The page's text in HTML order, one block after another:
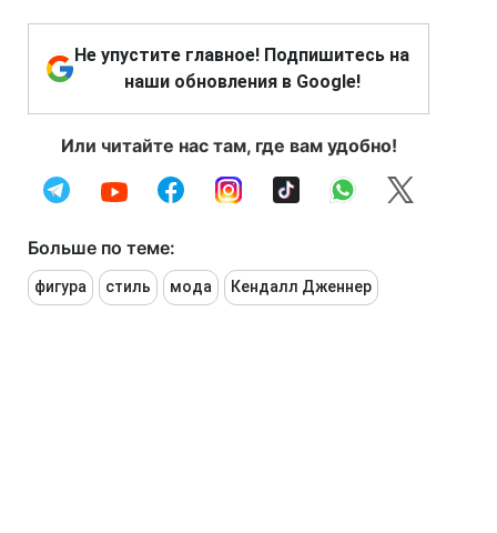
Не упустите главное! Подпишитесь на
наши обновления в Google!
Или читайте нас там, где вам удобно!
Больше по теме:
фигура стиль мода Кендалл Дженнер